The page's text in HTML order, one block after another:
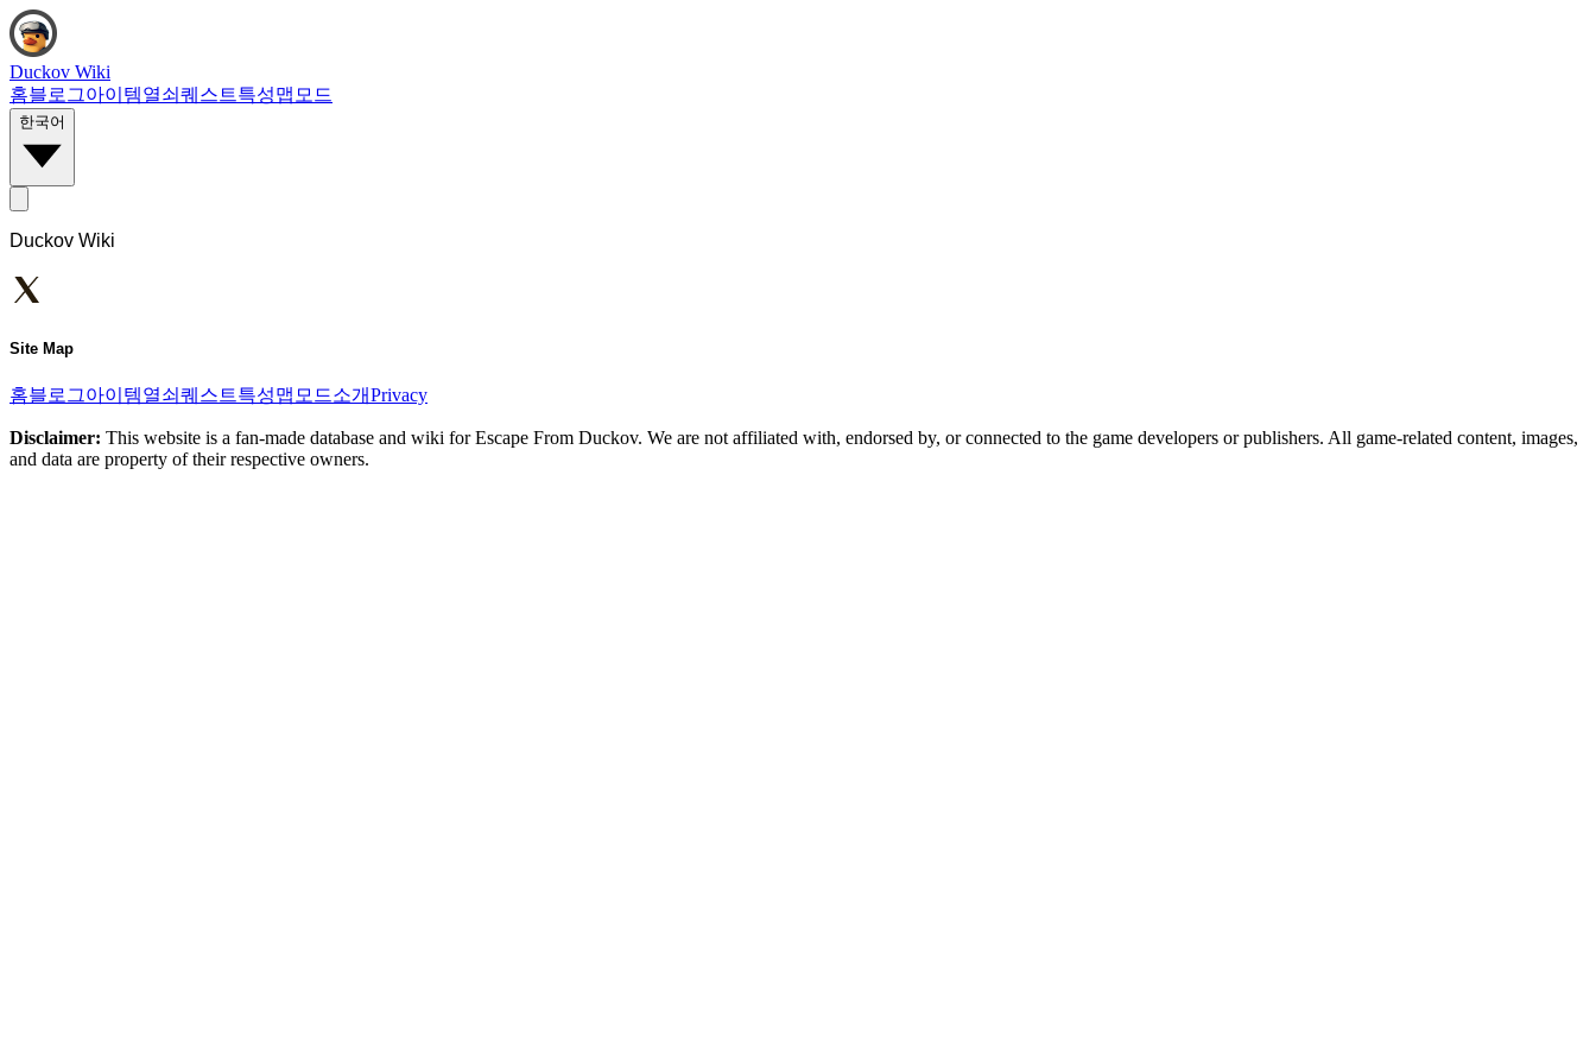
Duckov Wiki
홈블로그아이템열쇠 퀘스트특성맵 모드
한국어
Duckov Wiki
Site Map
홈블로그아이템열쇠 퀘스트특성맵 모드소개Privacy
Disclaimer: This website is a fan-made database and wiki for Escape From Duckov. We are not affiliated with, endorsed by, or connected to the game developers or publishers. All game-related content, images,
and data are property of their respective owners.